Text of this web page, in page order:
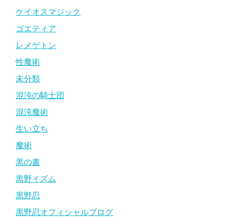
ケイオスマジック
ゴエティア
レメゲトン
性魔術
未分類
混沌の騎士団
混沌魔術
生い立ち
魔術
黒の書
黒野イズム
黒野忍
黒野忍オフィシャルブログ